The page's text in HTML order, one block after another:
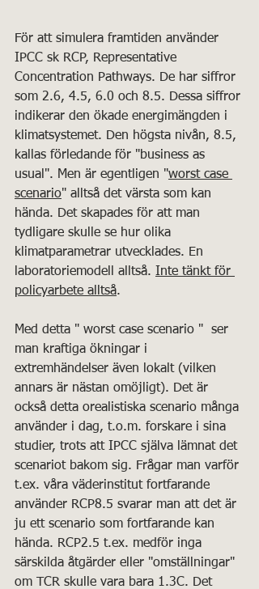
För att simulera framtiden använder
IPCC sk RCP, Representative
Concentration Pathways. De har siffror
som 2.6, 4.5, 6.0 och 8.5. Dessa siffror
indikerar den ökade energimängden i
klimatsystemet. Den högsta nivån, 8.5,
kallas förledande för "business as
usual". Men är egentligen "worst case
scenario" alltså det värsta som kan
hända. Det skapades för att man
tydligare skulle se hur olika
klimatparametrar utvecklades. En
laboratoriemodell alltså. Inte tänkt för
policyarbete alltså.
Med detta " worst case scenario "  ser
man kraftiga ökningar i
extremhändelser även lokalt (vilken
annars är nästan omöjligt). Det är
också detta orealistiska scenario många
använder i dag, t.o.m. forskare i sina
studier, trots att IPCC själva lämnat det
scenariot bakom sig. Frågar man varför
t.ex. våra väderinstitut fortfarande
använder RCP8.5 svarar man att det är
ju ett scenario som fortfarande kan
hända. RCP2.5 t.ex. medför inga
särskilda åtgärder eller "omställningar"
om TCR skulle vara bara 1.3C. Det